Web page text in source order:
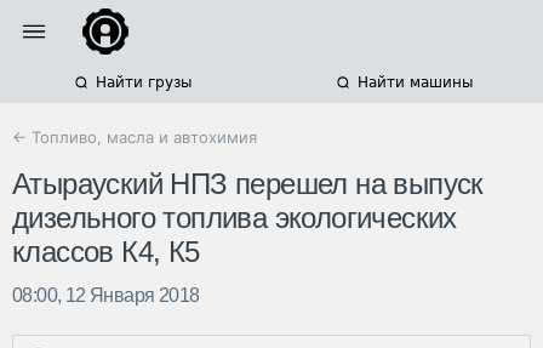
Найти грузы Найти машины
← Топливо, масла и автохимия
Атырауский НПЗ перешел на выпуск
дизельного топлива экологических
классов К4, К5
08:00, 12 Января 2018